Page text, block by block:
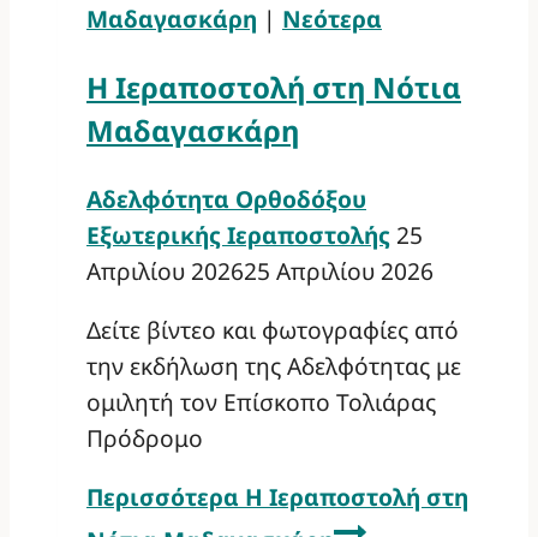
Μαδαγασκάρη | Νεότερα
Η Ιεραποστολή στη Νότια
Μαδαγασκάρη
Αδελφότητα Ορθοδόξου
Εξωτερικής Ιεραποστολής 25
Απριλίου 202625 Απριλίου 2026
Δείτε βίντεο και φωτογραφίες από
την εκδήλωση της Αδελφότητας με
ομιλητή τον Επίσκοπο Τολιάρας
Πρόδρομο
Περισσότερα Η Ιεραποστολή στη